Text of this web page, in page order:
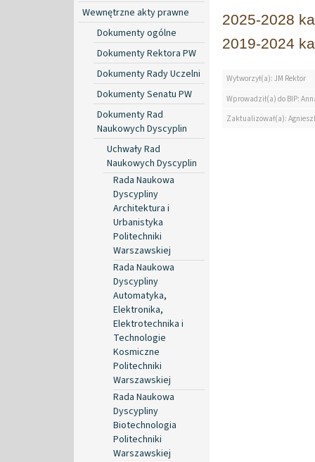
Wewnętrzne akty prawne
Dokumenty ogólne
Dokumenty Rektora PW
Dokumenty Rady Uczelni
Dokumenty Senatu PW
Dokumenty Rad
Naukowych Dyscyplin
Uchwały Rad
Naukowych Dyscyplin
Rada Naukowa
Dyscypliny
Architektura i
Urbanistyka
Politechniki
Warszawskiej
Rada Naukowa
Dyscypliny
Automatyka,
Elektronika,
Elektrotechnika i
Technologie
Kosmiczne
Politechniki
Warszawskiej
Rada Naukowa
Dyscypliny
Biotechnologia
Politechniki
Warszawskiej
2025-2028
2019-2024
Wytworzył(a): JM Rektor
Wprowadził(a) do BIP:
Zaktualizował(a):